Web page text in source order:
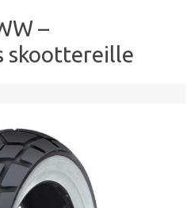
–
skoottereille